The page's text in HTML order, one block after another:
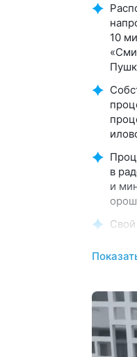
10
в
и
из
в
для